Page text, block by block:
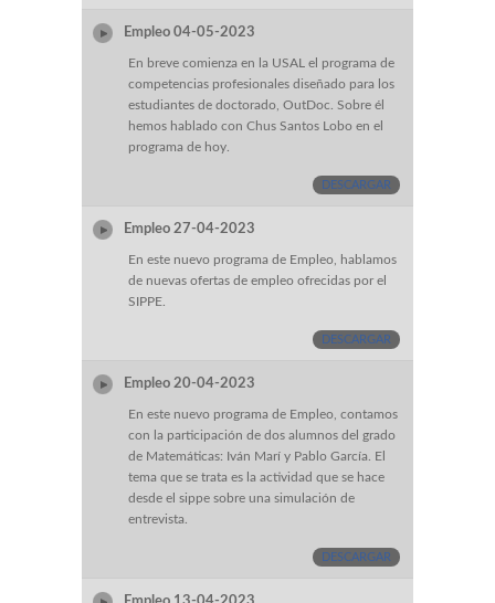
Empleo 04-05-2023
En breve comienza en la USAL el programa de
competencias profesionales diseñado para los
estudiantes de doctorado, OutDoc. Sobre él
hemos hablado con Chus Santos Lobo en el
programa de hoy.
DESCARGAR
Empleo 27-04-2023
En este nuevo programa de Empleo, hablamos
de nuevas ofertas de empleo ofrecidas por el
SIPPE.
DESCARGAR
Empleo 20-04-2023
En este nuevo programa de Empleo, contamos
con la participación de dos alumnos del grado
de Matemáticas: Iván Marí y Pablo García. El
tema que se trata es la actividad que se hace
desde el sippe sobre una simulación de
entrevista.
DESCARGAR